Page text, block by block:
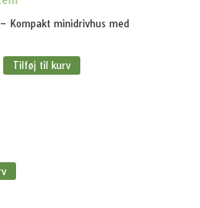
Kompakt minidrivhus med
Tilføj til kurv